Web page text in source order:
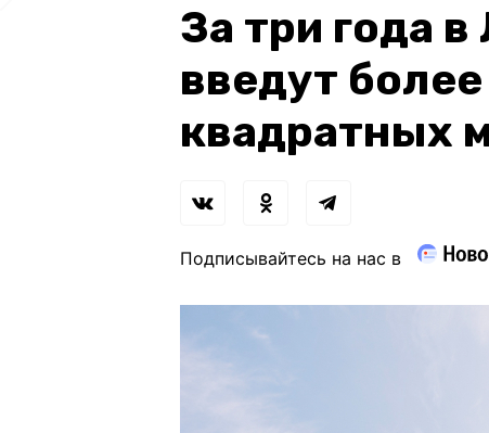
За три года
введут
квадратных
Подписывайтесь на нас в